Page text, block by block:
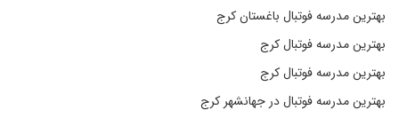
بهترین مدرسه فوتبال باغستان کرج
بهترین مدرسه فوتبال کرج
بهترین مدرسه فوتبال کرج
بهترین مدرسه فوتبال در جهانشهر کرج